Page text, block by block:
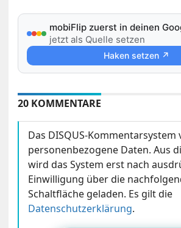
mobiFlip zuerst in deinen
jetzt als Quelle setzen
Haken setzen ↗
20 KOMMENTARE
Das DISQUS-
personenbezogene Daten. Aus
wird das System erst nach
Einwilligung über die
Schaltfläche geladen. Es gilt die
Datenschutzerklärung.